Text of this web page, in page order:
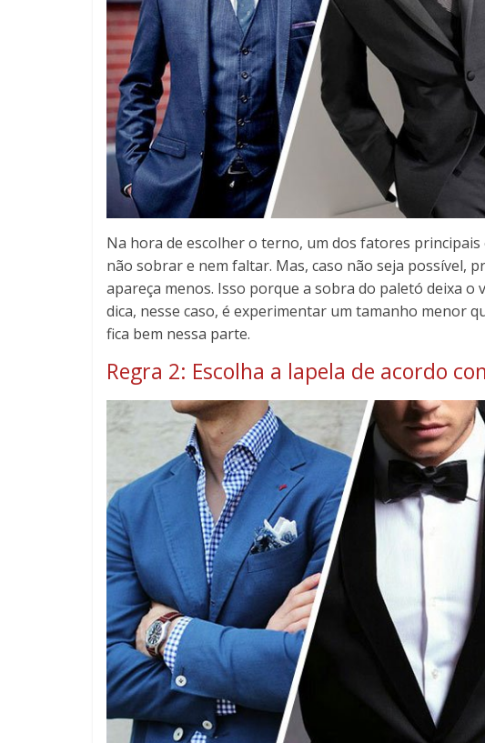
Na hora de escolher o terno, um dos fatores
não sobrar e nem faltar. Mas, caso não seja possível,
apareça menos. Isso porque a sobra do paletó deixa o
dica, nesse caso, é experimentar um tamanho menor
fica bem nessa parte.
Regra 2: Escolha a lapela de acordo